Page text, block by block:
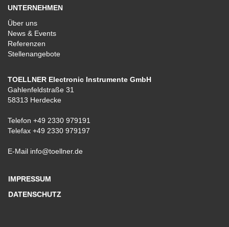
UNTERNEHMEN
Über uns
News & Events
Referenzen
Stellenangebote
TOELLNER Electronic Instrumente GmbH
Gahlenfeldstraße 31
58313 Herdecke
Telefon +49 2330 979191
Telefax +49 2330 979197
E-Mail info@toellner.de
IMPRESSUM
DATENSCHUTZ